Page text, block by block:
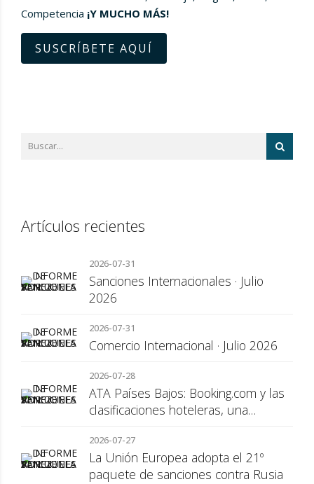
Competencia ¡Y MUCHO MÁS!
SUSCRÍBETE AQUÍ
Artículos recientes
2026-07-31
Sanciones Internacionales · Julio
2026
2026-07-31
Comercio Internacional · Julio 2026
2026-07-28
ATA Países Bajos: Booking.com y las
clasificaciones hoteleras, una
consumidor
2026-07-27
La Unión Europea adopta el 21º
paquete de sanciones contra Rusia